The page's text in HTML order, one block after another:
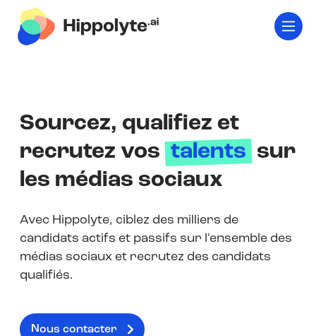
Sourcez, qualifiez et
recrutez vos talents sur
les médias sociaux
Avec Hippolyte, ciblez des milliers de
candidats actifs et passifs sur l'ensemble des
médias sociaux et recrutez des candidats
qualifiés.
Nous contacter